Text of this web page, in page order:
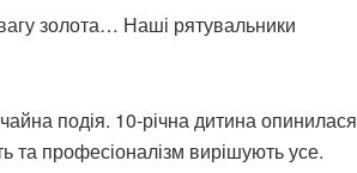
золота… Наші рятувальники
подія. 10-річна дитина опинилася
та професіоналізм вирішують усе.